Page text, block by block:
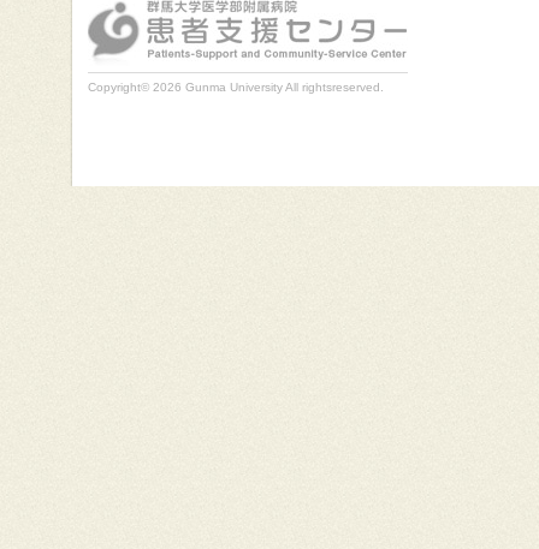
Copyright© 2026 Gunma University All rightsreserved.